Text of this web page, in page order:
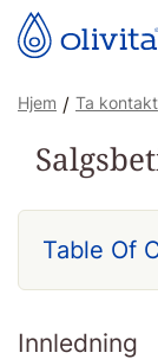
Hjem / Ta
Table Of
Innledning